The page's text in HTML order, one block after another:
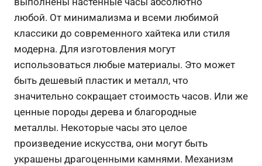
любой. От минимализма и всеми любимой
классики до современного хайтека или стиля
модерна. Для изготовления могут
использоваться любые материалы. Это может
быть дешевый пластик и металл, что
значительно сокращает стоимость часов. Или же
ценные породы дерева и благородные
металлы. Некоторые часы это целое
произведение искусства, они могут быть
украшены драгоценными камнями. Механизм